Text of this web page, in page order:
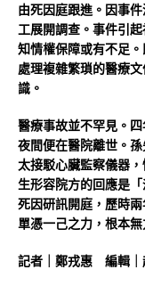
由死因庭跟進。因事
工展開調查。事件引
知情權保障或有不足
處理複雜繁瑣的醫療
識。
醫療事故並不罕見。
夜間便在醫院離世。
太接駁心臟監察儀器
生形容院方的回應是
死因研訊開庭，歷時
單憑一己之力，根本
記者｜鄭戎惠 編輯